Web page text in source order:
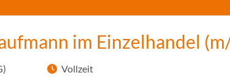
im Einzelhandel
Vollzeit